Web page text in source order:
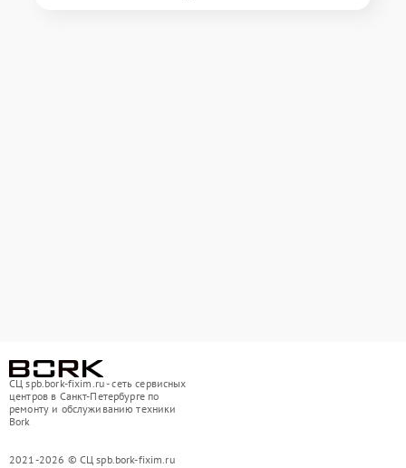
СЦ spb.bork-fixim.ru - сеть сервисных
центров в Санкт-Петербурге по
ремонту и обслуживанию техники
Bork
2021-2026 © СЦ spb.bork-fixim.ru